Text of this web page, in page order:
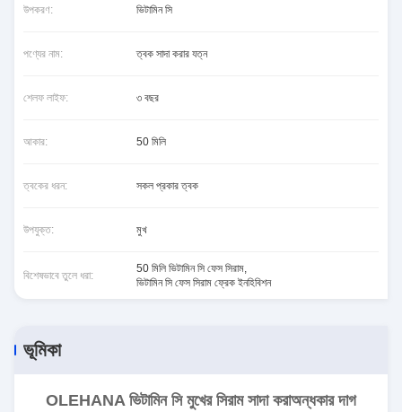
উপকরণ: ভিটামিন সি
পণ্যের নাম: ত্বক সাদা করার যত্ন
শেলফ লাইফ: ৩ বছর
আকার: 50 মিলি
ত্বকের ধরন: সকল প্রকার ত্বক
উপযুক্ত: মুখ
বিশেষভাবে তুলে ধরা:
50 মিলি ভিটামিন সি ফেস সিরাম,
ভিটামিন সি ফেস সিরাম ফ্রেক ইনহিবিশন
ভূমিকা
OLEHANA ভিটামিন সি মুখের সিরাম সাদা করাঅন্ধকার দাগ